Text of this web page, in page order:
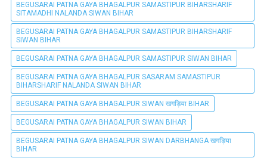
BEGUSARAI PATNA GAYA BHAGALPUR SAMASTIPUR BIHARSHARIF
SITAMADHI NALANDA SIWAN BIHAR
BEGUSARAI PATNA GAYA BHAGALPUR SAMASTIPUR BIHARSHARIF
SIWAN BIHAR
BEGUSARAI PATNA GAYA BHAGALPUR SAMASTIPUR SIWAN BIHAR
BEGUSARAI PATNA GAYA BHAGALPUR SASARAM SAMASTIPUR
BIHARSHARIF NALANDA SIWAN BIHAR
BEGUSARAI PATNA GAYA BHAGALPUR SIWAN खगड़िया BIHAR
BEGUSARAI PATNA GAYA BHAGALPUR SIWAN BIHAR
BEGUSARAI PATNA GAYA BHAGALPUR SIWAN DARBHANGA खगड़िया
BIHAR